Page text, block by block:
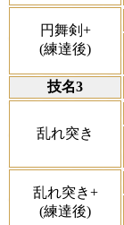
円舞剣+
(練達後)
技名3
乱れ突き
乱れ突き+
(練達後)